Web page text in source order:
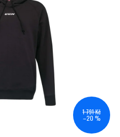
1 791 Kč
–20 %